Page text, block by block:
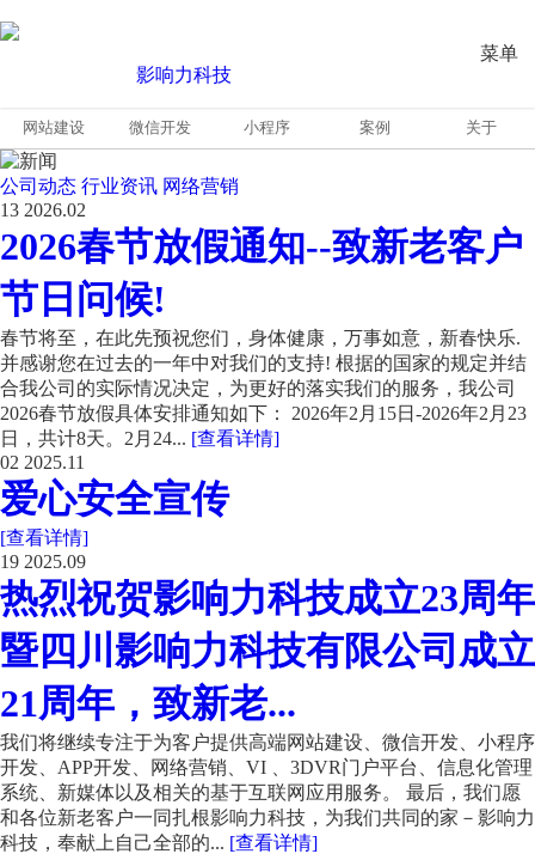
菜单
网站建设 微信开发 小程序 案例 关于
公司动态 行业资讯 网络营销
13 2026.02
2026春节放假通知--致新老客户
节日问候!
春节将至，在此先预祝您们，身体健康，万事如意，新春快乐.
并感谢您在过去的一年中对我们的支持! 根据的国家的规定并结
合我公司的实际情况决定，为更好的落实我们的服务，我公司
2026春节放假具体安排通知如下： 2026年2月15日-2026年2月23
日，共计8天。2月24... [查看详情]
02 2025.11
爱心安全宣传
[查看详情]
19 2025.09
热烈祝贺影响力科技成立23周年
暨四川影响力科技有限公司成立
21周年，致新老...
我们将继续专注于为客户提供高端网站建设、微信开发、小程序
开发、APP开发、网络营销、VI 、3DVR门户平台、信息化管理
系统、新媒体以及相关的基于互联网应用服务。 最后，我们愿
和各位新老客户一同扎根影响力科技，为我们共同的家－影响力
科技，奉献上自己全部的... [查看详情]